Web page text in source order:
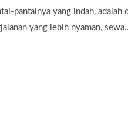
pantainya yang indah,
yang lebih nyaman,